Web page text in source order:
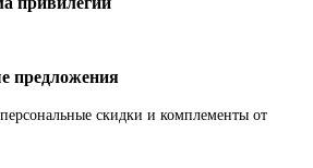
предложения
скидки и комплементы от